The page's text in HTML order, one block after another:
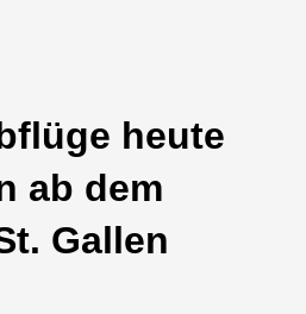
heute
ab dem
Gallen